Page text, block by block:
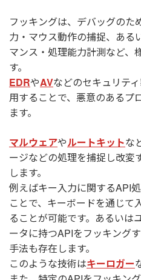
フッキングは、デバッグのた
力・マウス動作の捕捉、ある
マンス・処理能力計測など、
す。
EDRやAVなどのセキュリテ
用することで、悪意のあるプ
ます。
マルウェアやルートキットな
ージなどの処理を捕捉し改変
します。
例えばキー入力に関するAPI
ことで、キーボードを通じて
ることが可能です。あるいは
ータに持つAPIをフッキング
手法も存在します。
このような技術はキーロガー